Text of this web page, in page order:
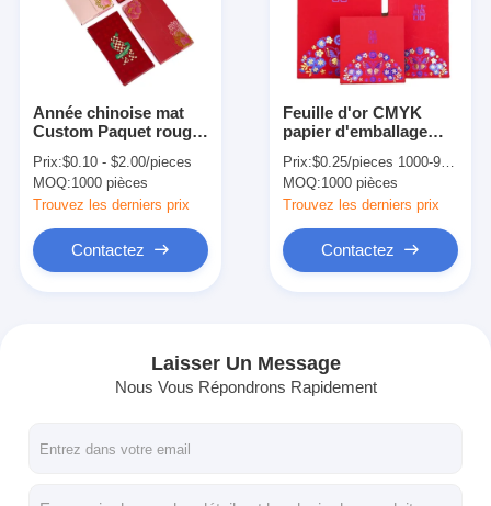
Année chinoise mat
Custom Paquet rouge
enveloppes en relief
Prix:$0.10 - $2.00/pieces
MOQ:1000 pièces
Trouvez les derniers prix
Contactez
Feuille d'or CMYK
papier d'emballage
Enveloppe rouge de
mariage chinois
Prix:$0.25/pieces 1000-9999 pieces
MOQ:1000 pièces
Trouvez les derniers prix
Contactez
Laisser Un Message
Nous Vous Répondrons Rapidement